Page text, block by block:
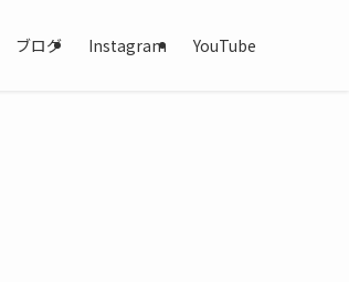
ブログ Instagram YouTube